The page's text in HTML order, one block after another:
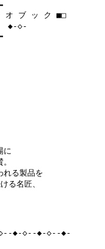
オ ブ ッ ク ■□
◆-◇-
に
れる製品を
る名匠、
◆-◇--◆-◇--◆-